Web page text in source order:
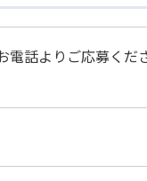
話よりご応募くだ